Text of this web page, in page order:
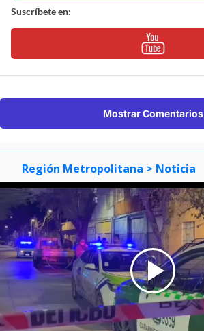
Suscríbete en:
Mostrar Comentarios
Región Metropolitana > Noticia